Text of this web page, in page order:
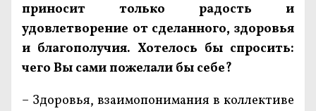
приносит только радость и
удовлетворение от сделанного, здоровья
и благополучия. Хотелось бы спросить:
чего Вы сами пожелали бы себе?
– Здоровья, взаимопонимания в коллективе